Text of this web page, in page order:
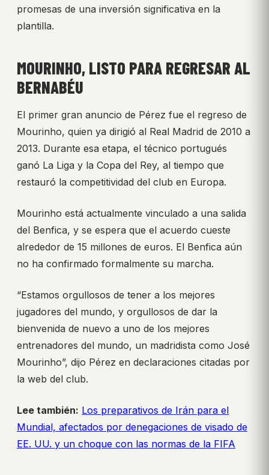
promesas de una inversión significativa en la
plantilla.
MOURINHO, LISTO PARA REGRESAR AL
BERNABÉU
El primer gran anuncio de Pérez fue el regreso de
Mourinho, quien ya dirigió al Real Madrid de 2010 a
2013. Durante esa etapa, el técnico portugués
ganó La Liga y la Copa del Rey, al tiempo que
restauró la competitividad del club en Europa.
Mourinho está actualmente vinculado a una salida
del Benfica, y se espera que el acuerdo cueste
alrededor de 15 millones de euros. El Benfica aún
no ha confirmado formalmente su marcha.
“Estamos orgullosos de tener a los mejores
jugadores del mundo, y orgullosos de dar la
bienvenida de nuevo a uno de los mejores
entrenadores del mundo, un madridista como José
Mourinho”, dijo Pérez en declaraciones citadas por
la web del club.
Lee también: Los preparativos de Irán para el
Mundial, afectados por denegaciones de visado de
EE. UU. y un choque con las normas de la FIFA